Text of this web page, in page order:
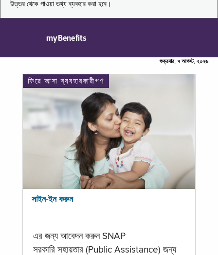
উত্তর থেকে পাওয়া তথ্য ব্যবহার করা হবে।
myBenefits
শুক্রবার, ৭ আগস্ট, ২০২৬
ফিরে আসা ব্যবহারকারীগণ
সাইন-ইন করুন
এর জন্য আবেদন করুন SNAP
সরকারি সহায়তার (Public Assistance) জন্য